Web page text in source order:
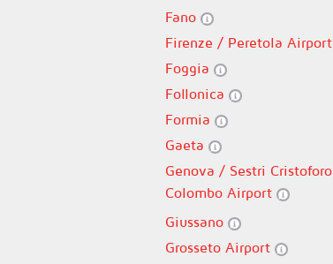
Fano
Firenze / Peretola Airport
Foggia
Follonica
Formia
Gaeta
Genova / Sestri Cristoforo
Colombo Airport
Giussano
Grosseto Airport